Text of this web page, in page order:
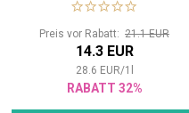
Preis vor Rabatt: 21.1 EUR
14.3 EUR
28.6 EUR/1
RABATT 32%